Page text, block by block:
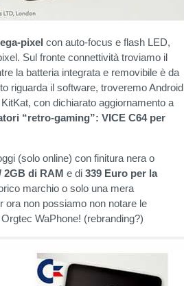
pixel con auto-focus e flash LED,
Sul fronte connettività troviamo il
la batteria integrata e removibile è da
riguarda il software, troveremo Android
con dichiarato aggiornamento a
“retro-gaming”: VICE C64 per
(solo online) con finitura nera o
2GB di RAM e di 339 Euro per la
marchio o solo una mera
ora non possiamo non notare le
WaPhone! (rebranding?)